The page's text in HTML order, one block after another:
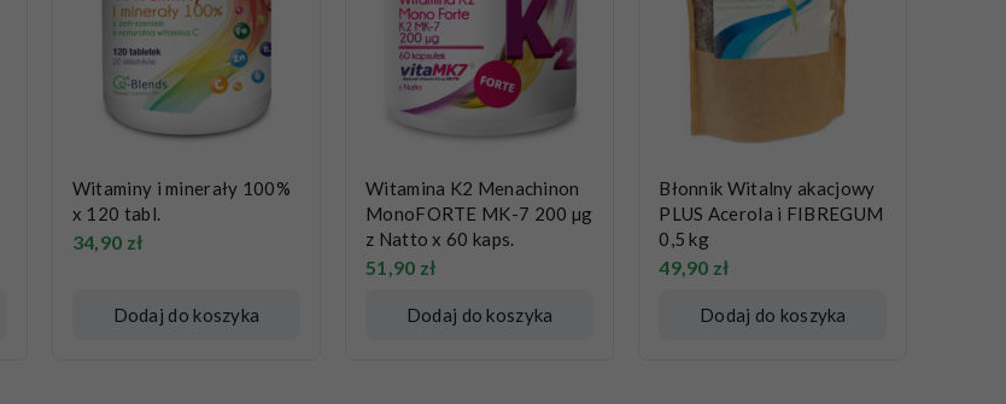
Witaminy i minerały 100%
x 120 tabl.
34,90 zł
Dodaj do koszyka
Witamina K2 Menachinon
MonoFORTE MK-7 200 µg
z Natto x 60 kaps.
51,90 zł
Dodaj do koszyka
Błonnik Witalny akacjowy
PLUS Acerola i FIBREGUM
0,5 kg
49,90 zł
Dodaj do koszyka